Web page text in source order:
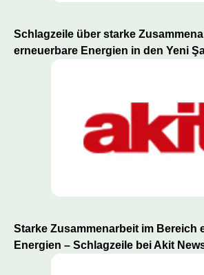
Schlagzeile über starke
erneuerbare Energien in den Yeni
Starke Zusammenarbeit im Bereich
Energien – Schlagzeile bei Akit